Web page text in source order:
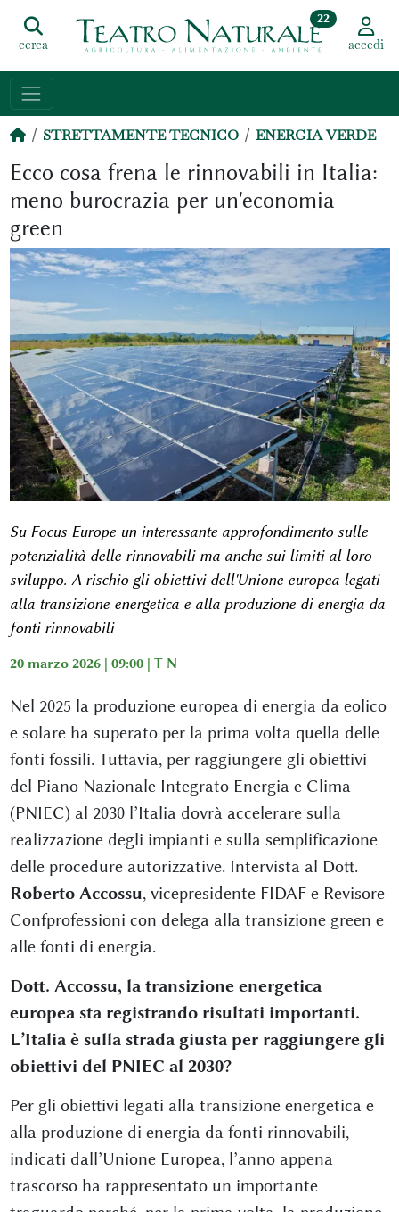
cerca
22
accedi
STRETTAMENTE TECNICO ENERGIA VERDE
Ecco cosa frena le rinnovabili in Italia:
meno burocrazia per un'economia
green
Su Focus Europe un interessante approfondimento sulle
potenzialità delle rinnovabili ma anche sui limiti al loro
sviluppo. A rischio gli obiettivi dell'Unione europea legati
alla transizione energetica e alla produzione di energia da
fonti rinnovabili
20 marzo 2026 | 09:00 | T N
Nel 2025 la produzione europea di energia da eolico
e solare ha superato per la prima volta quella delle
fonti fossili. Tuttavia, per raggiungere gli obiettivi
del Piano Nazionale Integrato Energia e Clima
(PNIEC) al 2030 l’Italia dovrà accelerare sulla
realizzazione degli impianti e sulla semplificazione
delle procedure autorizzative. Intervista al Dott.
Roberto Accossu, vicepresidente FIDAF e Revisore
Confprofessioni con delega alla transizione green e
alle fonti di energia.
Dott. Accossu, la transizione energetica
europea sta registrando risultati importanti.
L’Italia è sulla strada giusta per raggiungere gli
obiettivi del PNIEC al 2030?
Per gli obiettivi legati alla transizione energetica e
alla produzione di energia da fonti rinnovabili,
indicati dall’Unione Europea, l’anno appena
trascorso ha rappresentato un importante